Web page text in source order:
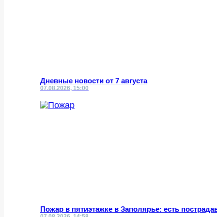
Дневные новости от 7 августа
07.08.2026, 15:00
Пожар в пятиэтажке в Заполярье: есть